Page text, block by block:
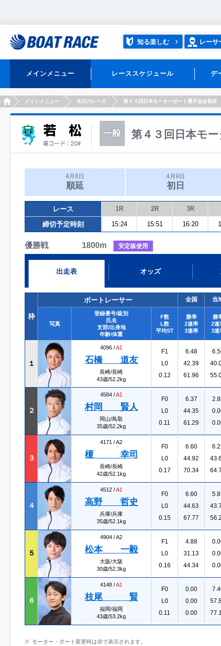
知る楽しむ レーサ
メインメニュー レーススケジュール デ
HOMEメインメニュー 本日のレース 第４３回日本モーターボート選手会会長杯
第４３回日本モ
4月8日
順延
4月9日
初日
レース 1R 2R 3R
締切予定時刻 15:24 15:51 16:20
優勝戦 1800m 安定板使用
出走表 オッズ
枠
ボートレーサー 全国 当
写真
登録番号/級別
氏名
支部/出身地
年齢/体重
F数
L数
平均ST
勝率
2連率
3連率
勝
2連
3連
１
4096 /A1
石橋 道友
長崎/長崎
43歳/52.2kg
F1
L0
0.12
6.48
42.39
61.96
２
4584 /A1
村岡 賢人
岡山/鳥取
35歳/52.2kg
F0
L0
0.11
6.37
44.35
61.29
３
4171 /A2
榎 幸司
長崎/長崎
42歳/52.1kg
F0
L0
0.17
6.60
44.92
70.34
４
4512 /A1
高野 哲史
兵庫/兵庫
35歳/52.1kg
F0
L0
0.15
6.60
44.63
67.77
５
4904 /A2
松本 一毅
大阪/大阪
30歳/52.3kg
F1
L0
0.16
4.88
31.13
44.34
６
4148 /A1
枝尾 賢
福岡/福岡
43歳/53.2kg
F0
L0
0.11
0.00
0.00
0.00
モーター・ボート変更時は赤で表示されます。